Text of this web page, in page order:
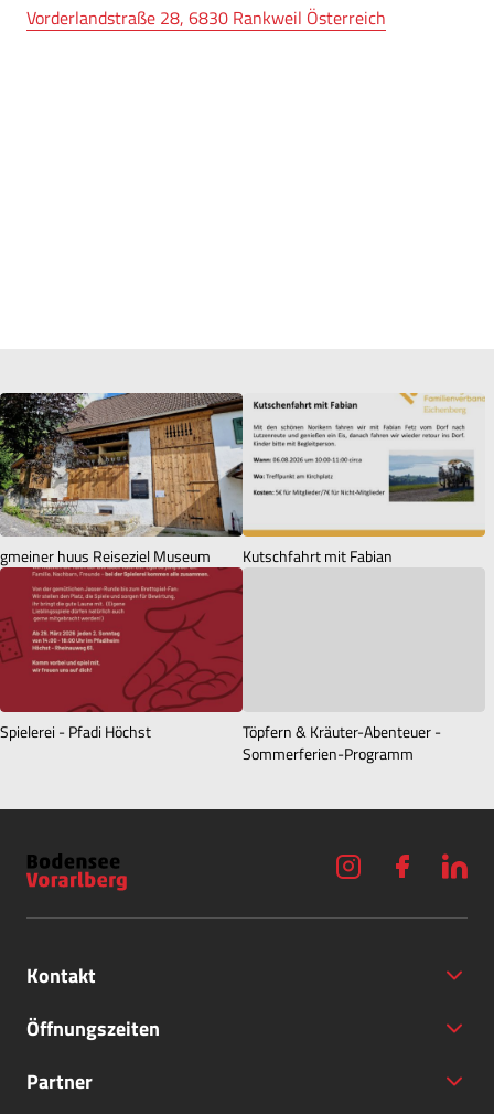
Vorderlandstraße 28, 6830 Rankweil Österreich
gmeiner huus Reiseziel Museum Kutschfahrt mit Fabian
Spielerei - Pfadi Höchst
Töpfern & Kräuter-Abenteuer -
Sommerferien-Programm
Kontakt
Öffnungszeiten
Partner